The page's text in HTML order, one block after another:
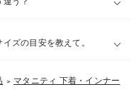
ズの目安を教えて。
＞ マタニティ 下着・インナー